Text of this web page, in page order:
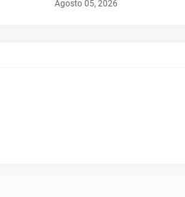
Agosto 05, 2026